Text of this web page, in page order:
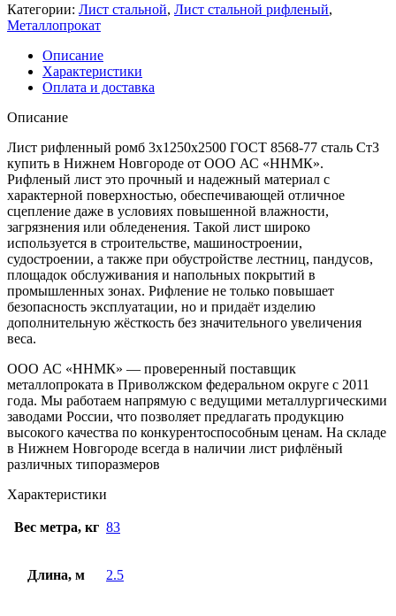
Категории: Лист стальной, Лист стальной рифленый,
Металлопрокат
Описание
Характеристики
Оплата и доставка
Описание
Лист рифленный ромб 3х1250х2500 ГОСТ 8568-77 сталь Ст3
купить в Нижнем Новгороде от ООО АС «ННМК».
Рифленый лист это прочный и надежный материал с
характерной поверхностью, обеспечивающей отличное
сцепление даже в условиях повышенной влажности,
загрязнения или обледенения. Такой лист широко
используется в строительстве, машиностроении,
судостроении, а также при обустройстве лестниц, пандусов,
площадок обслуживания и напольных покрытий в
промышленных зонах. Рифление не только повышает
безопасность эксплуатации, но и придаёт изделию
дополнительную жёсткость без значительного увеличения
веса.
ООО АС «ННМК» — проверенный поставщик
металлопроката в Приволжском федеральном округе с 2011
года. Мы работаем напрямую с ведущими металлургическими
заводами России, что позволяет предлагать продукцию
высокого качества по конкурентоспособным ценам. На складе
в Нижнем Новгороде всегда в наличии лист рифлёный
различных типоразмеров
Характеристики
Вес метра, кг 83
Длина, м 2.5